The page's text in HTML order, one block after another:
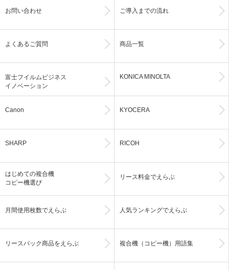
お問い合わせ ご導入までの流れ
よくあるご質問 商品一覧
富士フイルムビジネス
イノベーション
KONICA MINOLTA
Canon KYOCERA
SHARP RICOH
はじめての複合機
コピー機選び
リース料金でえらぶ
月間使用枚数でえらぶ 人気ランキングでえらぶ
リースパック商品をえらぶ 複合機（コピー機）用語集